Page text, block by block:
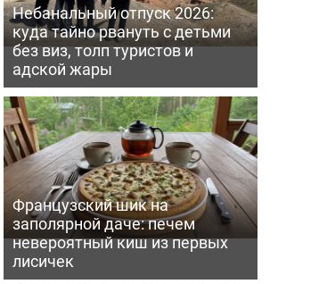
Небанальный отпуск 2026:
куда тайно рвануть с детьми
без виз, толп туристов и
адской жары
Французский шик на
заполярной даче: печем
невероятный киш из первых
лисичек